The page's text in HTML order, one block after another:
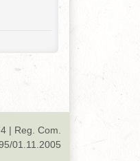
Harris”
| Reg. Com.
01.11.2005